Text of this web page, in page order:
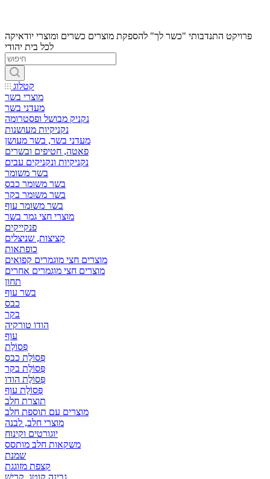
פרויקט התנדבותי "כשר לך" להספקת מוצרים כשרים ומוצרי יודאיקה
לכל בית יהודי
קטלוג
מוצרי בשר
מעדני בשר
נקניק מבושל ופסטרומה
נקניקיות מעושנות
מעדני בשר, בשר מעושן
פאטה, חטיפים ובשרים
נקניקיות ונקניקים עבים
בשר משומר
בשר משומר כבס
בשר משומר בקר
בשר משומר עוף
מוצרי חצי גמר בשר
פנקייקים
קציצות, שניצלים
כופתאות
מוצרים חצי מוגמרים קפואים
מוצרים חצי מוגמרים אחרים
תחון
בשר עוף
כבס
בקר
הודו טורקיה
עוף
פְּסוֹלֶת
פְּסוֹלֶת כבס
פְּסוֹלֶת בקר
פְּסוֹלֶת הודו
פְּסוֹלֶת עוף
תוצרת חלב
מוצרים עם תוספת חלב
מוצרי חלב, לבנה
יוגורטים וקינוח
משקאות חלב מותסס
שמנת
קצפת מזוגגת
גבינה קוטג ,קָרִישׁ